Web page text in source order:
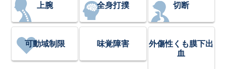
上腕 全身打撲 切断
可動域制限 味覚障害
外傷性くも膜下出
血